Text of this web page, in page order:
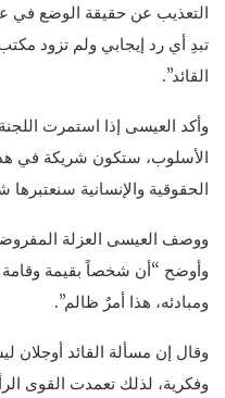
التعذيب عن حقيقة الوضع في
تبدِ أي رد إيجابي ولم تزود
القائد”.
وأكد العيسى إذا استمرت
الأسلوب، ستكون شريكة في
الحقوقية والإنسانية
ووصف العيسى العزلة المفروضة
وأوضح “أن شخصاً بقيمة وقامة
ومبادئه، هذا أمرٌ ظالم”.
وقال إن مسألة القائد أوجلان
وفكرية، لذلك تعمدت القوى